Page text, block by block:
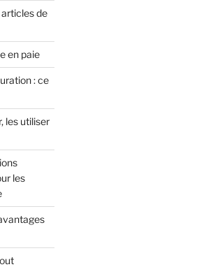
de
en paie
: ce
les utiliser
les